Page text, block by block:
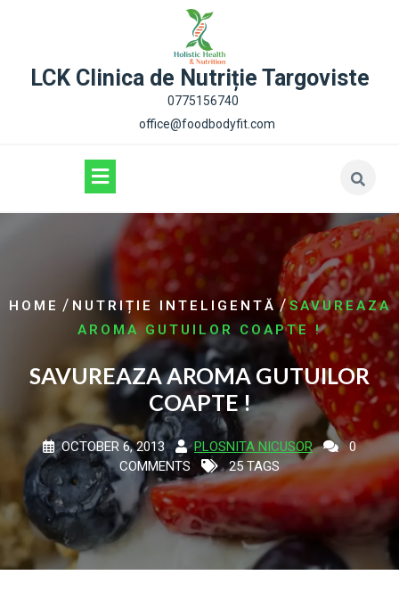
LCK Clinica de Nutriție Targoviste
0775156740
office@foodbodyfit.com
HOME / NUTRIȚIE INTELIGENTĂ/SAVUREAZA
AROMA GUTUILOR COAPTE !
SAVUREAZA AROMA GUTUILOR
COAPTE !
OCTOBER 6, 2013 PLOSNITA NICUSOR
0
COMMENTS
25 TAGS